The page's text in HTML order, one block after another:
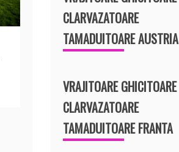
CLARVAZATOARE
TAMADUITOARE AUSTRIA
VRAJITOARE GHICITOARE
CLARVAZATOARE
TAMADUITOARE FRANTA